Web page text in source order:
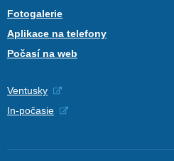
Fotogalerie
Aplikace na telefony
Počasí na web
Ventusky
In-počasie